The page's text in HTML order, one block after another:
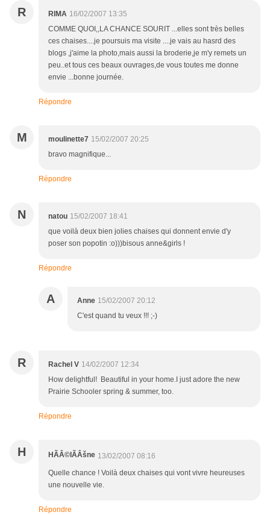
R RIMA 16/02/2007 13:35
COMME QUOI,,LA CHANCE SOURIT ...elles sont très belles
ces chaises....je poursuis ma visite ....je vais au hasrd des
blogs ,j'aime la photo,mais aussi la broderie,je m'y remets un
peu..et tous ces beaux ouvrages,de vous toutes me donne
envie ...bonne journée.
Répondre
M moulinette7 15/02/2007 20:25
bravo magnifique...
Répondre
N natou 15/02/2007 18:41
que voilà deux bien jolies chaises qui donnent envie d'y
poser son popotin :o)))bisous anne&girls !
Répondre
A Anne 15/02/2007 20:12
C'est quand tu veux !!! ;-)
R Rachel V 14/02/2007 12:34
How delightful! Beautiful in your home.I just adore the new
Prairie Schooler spring & summer, too.
Répondre
H HÃÂ©lÃÂšne 13/02/2007 08:16
Quelle chance ! Voilà deux chaises qui vont vivre heureuses
une nouvelle vie.
Répondre